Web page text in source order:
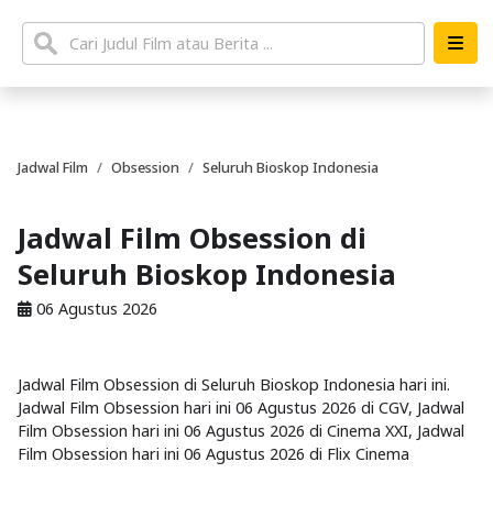
Jadwal Film Obsession Seluruh Bioskop Indonesia
Jadwal Film Obsession di
Seluruh Bioskop Indonesia
06 Agustus 2026
Jadwal Film Obsession di Seluruh Bioskop Indonesia hari ini.
Jadwal Film Obsession hari ini 06 Agustus 2026 di CGV, Jadwal
Film Obsession hari ini 06 Agustus 2026 di Cinema XXI, Jadwal
Film Obsession hari ini 06 Agustus 2026 di Flix Cinema